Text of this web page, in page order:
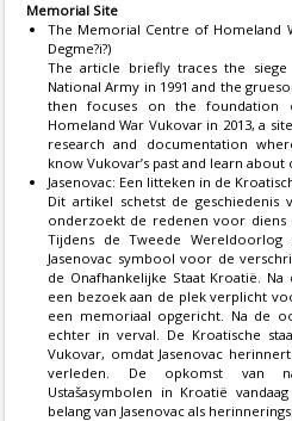
Memorial Site
The Memorial Centre of Homeland
Degme?i?)
The article briefly traces the
National Army in 1991 and the
then focuses on the
Homeland War Vukovar in 2013, a
research and documentation
know Vukovar’s past and learn
Jasenovac: Een litteken in de
Dit artikel schetst de geschiedenis
onderzoekt de redenen voor diens
Tijdens de Tweede Wereldoorlog
Jasenovac symbool voor de
de Onafhankelijke Staat Kroatië.
een bezoek aan de plek verplicht
een memoriaal opgericht. Na de
echter in verval. De Kroatische
Vukovar, omdat Jasenovac
verleden. De opkomst van
Ustašasymbolen in Kroatië
belang van Jasenovac als